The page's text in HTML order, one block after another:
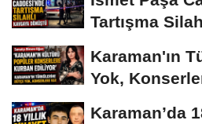
Tartışma
Karaman'ın
Yok,
Karaman’da